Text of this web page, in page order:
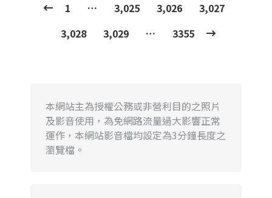
1 … 3,025 3,026
3,027
3,028
3,029 … 3355
本網站主為授權公務或非營利目的之照片
及影音使用，為免網路流量過大影響正常
運作，本網站影音檔均設定為3分鐘長度之
瀏覽檔。